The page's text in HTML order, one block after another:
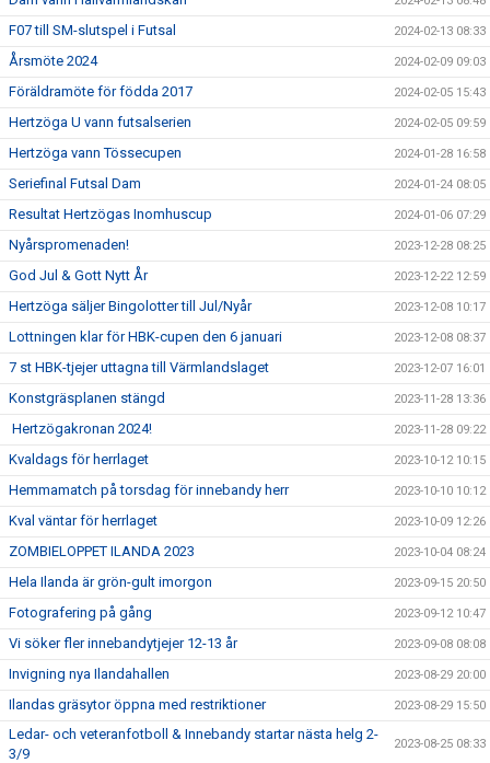
F07 till SM-slutspel i Futsal 2024-02-13 08:33
Årsmöte 2024 2024-02-09 09:03
Föräldramöte för födda 2017 2024-02-05 15:43
Hertzöga U vann futsalserien 2024-02-05 09:59
Hertzöga vann Tössecupen 2024-01-28 16:58
Seriefinal Futsal Dam 2024-01-24 08:05
Resultat Hertzögas Inomhuscup 2024-01-06 07:29
Nyårspromenaden! 2023-12-28 08:25
God Jul & Gott Nytt År 2023-12-22 12:59
Hertzöga säljer Bingolotter till Jul/Nyår 2023-12-08 10:17
Lottningen klar för HBK-cupen den 6 januari 2023-12-08 08:37
7 st HBK-tjejer uttagna till Värmlandslaget 2023-12-07 16:01
Konstgräsplanen stängd 2023-11-28 13:36
Hertzögakronan 2024! 2023-11-28 09:22
Kvaldags för herrlaget 2023-10-12 10:15
Hemmamatch på torsdag för innebandy herr 2023-10-10 10:12
Kval väntar för herrlaget 2023-10-09 12:26
ZOMBIELOPPET ILANDA 2023 2023-10-04 08:24
Hela Ilanda är grön-gult imorgon 2023-09-15 20:50
Fotografering på gång 2023-09-12 10:47
Vi söker fler innebandytjejer 12-13 år 2023-09-08 08:08
Invigning nya Ilandahallen 2023-08-29 20:00
Ilandas gräsytor öppna med restriktioner 2023-08-29 15:50
Ledar- och veteranfotboll & Innebandy startar nästa helg 2-
3/9
2023-08-25 08:33